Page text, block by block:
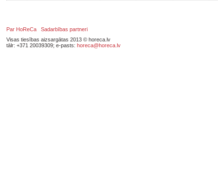
Par HoReCa
Sadarbības partneri
Visas tiesības aizsargātas 2013 © horeca.lv
tālr: +371 20039309; e-pasts: horeca@horeca.lv